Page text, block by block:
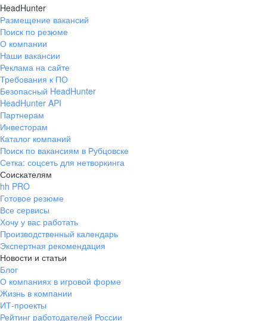
Оренбург
Пенза
Пермь
Петрозаводск
Псков
Ростов-на-Дону
Рязань
Самара
Саратов
Якутск
Южно-Сахалинск
Владикавказ
Смоленск
Ставрополь
Тамбов
Казань
Тверь
Томск
Кызыл
Тула
Тюмень
HeadHunter
Размещение вакансий
Поиск по резюме
О компании
Наши вакансии
Реклама на сайте
Требования к ПО
Безопасный HeadHunter
HeadHunter API
Партнерам
Инвесторам
Каталог компаний
Поиск по вакансиям в Рубцовске
Сетка: соцсеть для нетворкинга
Соискателям
hh PRO
Готовое резюме
Все сервисы
Хочу у вас работать
Производственный календарь
Экспертная рекомендация
Новости и статьи
Блог
О компаниях в игровой форме
Жизнь в компании
ИТ-проекты
Рейтинг работодателей России